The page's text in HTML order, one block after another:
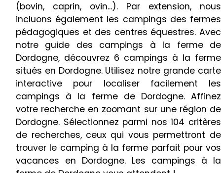
(bovin, caprin, ovin...). Par extension, nous
incluons également les campings des fermes
pédagogiques et des centres équestres. Avec
notre guide des campings à la ferme de
Dordogne, découvrez 6 campings à la ferme
situés en Dordogne. Utilisez notre grande carte
interactive pour localiser facilement les
campings à la ferme de Dordogne. Affinez
votre recherche en zoomant sur une région de
Dordogne. Sélectionnez parmi nos 104 critères
de recherches, ceux qui vous permettront de
trouver le camping à la ferme parfait pour vos
vacances en Dordogne. Les campings à la